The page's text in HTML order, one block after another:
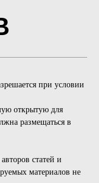
при условии
открытую для
размещаться в
статей и
материалов не